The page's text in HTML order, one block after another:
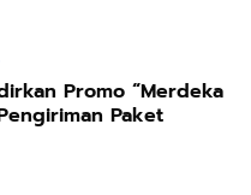
Promo “Merdeka
Paket